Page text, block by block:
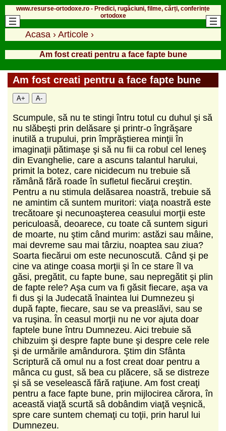
www.resurse-ortodoxe.ro - Predici, rugăciuni, filme, cărți, conferințe
ortodoxe
Acasa › Articole ›
Am fost creati pentru a face fapte bune
Am fost creati pentru a face fapte bune
A+ A-
Scumpule, să nu te stingi întru totul cu duhul şi să
nu slăbeşti prin delăsare şi printr-o îngrăşare
inutilă a trupului, prin împrăştierea minţii în
imaginaţii pătimaşe şi să nu fii ca robul cel leneş
din Evanghelie, care a ascuns talantul harului,
primit la botez, care nicidecum nu trebuie să
rămână fără roade în sufletul fiecărui creştin.
Pentru a nu stimula delăsarea noastră, trebuie să
ne amintim că suntem muritori: viaţa noastră este
trecătoare şi necunoaşterea ceasului morţii este
periculoasă, deoarece, cu toate că suntem siguri
de moarte, nu ştim când murim: astăzi sau mâine,
mai devreme sau mai târziu, noaptea sau ziua?
Soarta fiecărui om este necunoscută. Când şi pe
cine va atinge coasa morţii şi în ce stare îl va
găsi, pregătit, cu fapte bune, sau nepregătit şi plin
de fapte rele? Aşa cum va fi găsit fiecare, aşa va
fi dus şi la Judecată înaintea lui Dumnezeu şi
după fapte, fiecare, sau se va preaslăvi, sau se
va ruşina. În ceasul morţii nu ne vor ajuta doar
faptele bune întru Dumnezeu. Aici trebuie să
chibzuim şi despre fapte bune şi despre cele rele
şi de urmările amândurora. Ştim din Sfânta
Scriptură că omul nu a fost creat doar pentru a
mânca cu gust, să bea cu plăcere, să se distreze
şi să se veselească fără raţiune. Am fost creaţi
pentru a face fapte bune, prin mijlocirea cărora, în
această viaţă scurtă sâ dobândim viaţă veşnică,
spre care suntem chemaţi cu toţii, prin harul lui
Dumnezeu.